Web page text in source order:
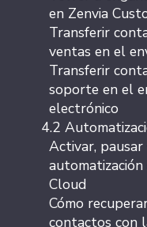
en Zenvia
Transferir
ventas en el
Transferir
soporte en el
electrónico
4.2
Activar,
Cloud
Cómo
contactos con